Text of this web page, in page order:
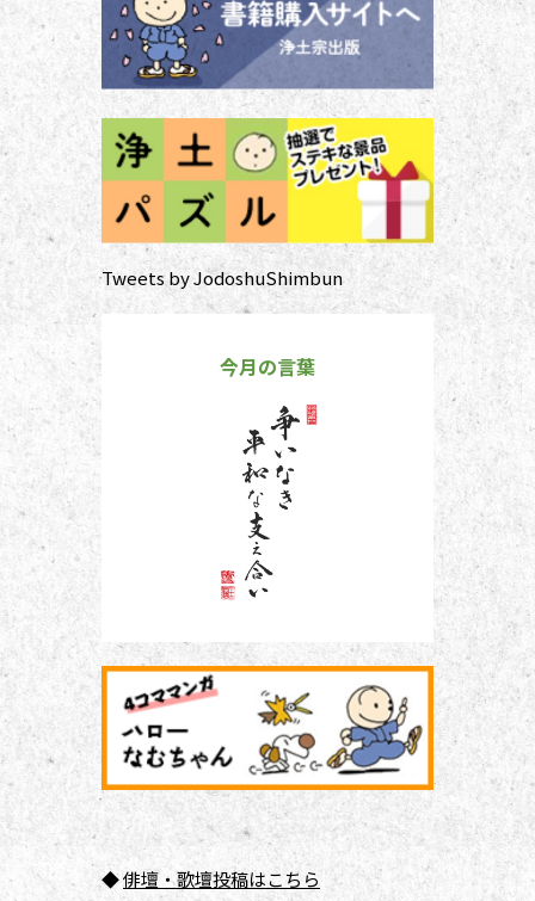
お参りや法要の時に、ぜひ身に着け
ていた
Tweets by JodoshuShimbun
今月の言葉
◆俳壇 ・歌壇投稿はこちら